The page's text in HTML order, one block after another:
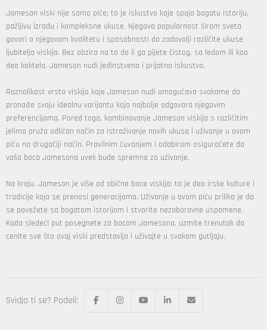
Jameson viski nije samo piće; to je iskustvo koje spaja bogatu istoriju,
pažljivu izradu i kompleksne ukuse. Njegova popularnost širom sveta
govori o njegovom kvalitetu i sposobnosti da zadovolji različite ukuse
ljubitelja viskija. Bez obzira na to da li ga pijete čistog, sa ledom ili kao
deo koktela, Jameson nudi jedinstveno i prijatno iskustvo.
Raznolikost vrsta viskija koje Jameson nudi omogućava svakome da
pronađe svoju idealnu varijantu koja najbolje odgovara njegovim
preferencijama. Pored toga, kombinovanje Jameson viskija s različitim
jelima pruža odličan način za istraživanje novih ukusa i uživanje u ovom
piću na drugačiji način. Pravilnim čuvanjem i odabirom osiguraćete da
vaša boca Jamesona uvek bude spremna za uživanje.
Na kraju, Jameson je više od obične boce viskija; to je deo irske kulture i
tradicije koja se prenosi generacijama. Uživanje u ovom piću prilika je da
se povežete sa bogatom istorijom i stvorite nezaboravne uspomene.
Kada sledeći put posegnete za bocom Jamesona, uzmite trenutak da
cenite sve što ovaj viski predstavlja i uživajte u svakom gutljaju.
Svidja ti se? Podeli: